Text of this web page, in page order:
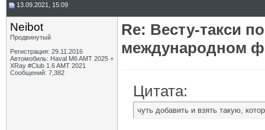
13.09.2021, 15:09
Neibot
Продвинутый
Регистрация: 29.11.2016
Автомобиль: Haval M6 AMT 2025 +
XRay #Club 1.6 AMT 2021
Сообщений: 7,382
Re: Весту-такси
международном
Цитата:
чуть добавить и взять такую,